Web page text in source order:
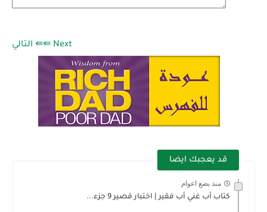
التالي ⇚⇚ Next
قد يعجبك ايضا
منذ بضع اعوام
كتاب أب غني أب فقير | اختبار قصير 9 جزء...